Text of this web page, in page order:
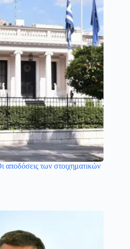
των στοιχηματικών